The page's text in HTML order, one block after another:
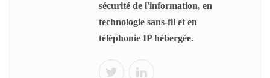
sécurité de l'information, en
technologie sans-fil et en
téléphonie IP hébergée.